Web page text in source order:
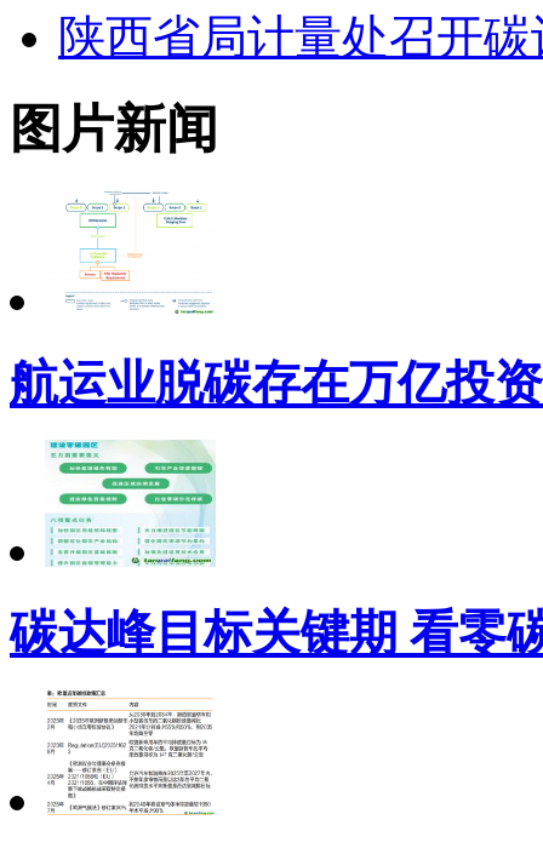
陕西省局计量处召开
图片新闻
航运业脱碳存在万亿投
碳达峰目标关键期 看零